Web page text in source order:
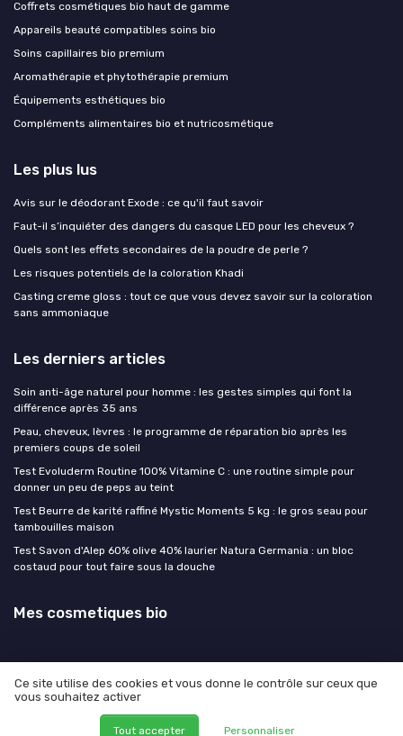
Coffrets cosmétiques bio haut de gamme
Appareils beauté compatibles soins bio
Soins capillaires bio premium
Aromathérapie et phytothérapie premium
Équipements esthétiques bio
Compléments alimentaires bio et nutricosmétique
Les plus lus
Avis sur le déodorant Exode : ce qu'il faut savoir
Faut-il s’inquiéter des dangers du casque LED pour les cheveux ?
Quels sont les effets secondaires de la poudre de perle ?
Les risques potentiels de la coloration Khadi
Casting creme gloss : tout ce que vous devez savoir sur la coloration
sans ammoniaque
Les derniers articles
Soin anti-âge naturel pour homme : les gestes simples qui font la
différence après 35 ans
Peau, cheveux, lèvres : le programme de réparation bio après les
premiers coups de soleil
Test Evoluderm Routine 100% Vitamine C : une routine simple pour
donner un peu de peps au teint
Test Beurre de karité raffiné Mystic Moments 5 kg : le gros seau pour
tambouilles maison
Test Savon d'Alep 60% olive 40% laurier Natura Germania : un bloc
costaud pour tout faire sous la douche
Mes cosmetiques bio
Mentions légales
© Mes cosmetiques bio 2026
Ce site utilise des cookies et vous donne le contrôle sur ceux que
vous souhaitez activer
Tout accepter Personnaliser